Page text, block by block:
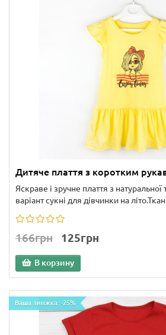
Дитяче плаття з коротким
Яскраве і зручне плаття з
варіант сукні для дівчинки на
166грн 125грн
В корзину
Ваша знижка: -25%